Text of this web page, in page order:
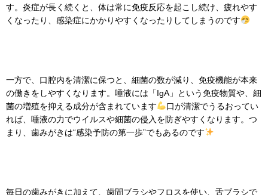
す。炎症が長く続くと、体は常に免疫反応を起こし続け、疲れやす
くなったり、感染症にかかりやすくなったりしてしまうのです
一方で、口腔内を清潔に保つと、細菌の数が減り、免疫機能が本来
の働きをしやすくなります。唾液には「IgA」という免疫物質や、細
菌の増殖を抑える成分が含まれています
口が清潔でうるおってい
れば、唾液の力でウイルスや細菌の侵入を防ぎやすくなります。つ
まり、歯みがきは“感染予防の第一歩”でもあるのです
毎日の歯みがきに加えて、歯間ブラシやフロスを使い、舌ブラシで